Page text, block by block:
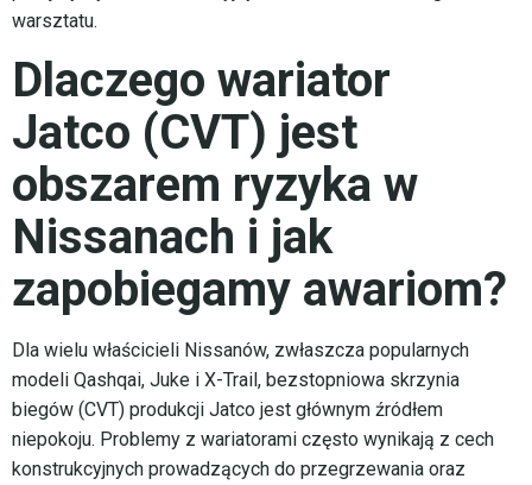
warsztatu.
Dlaczego wariator
Jatco (CVT) jest
obszarem ryzyka w
Nissanach i jak
zapobiegamy awariom?
Dla wielu właścicieli Nissanów, zwłaszcza popularnych
modeli Qashqai, Juke i X-Trail, bezstopniowa skrzynia
biegów (CVT) produkcji Jatco jest głównym źródłem
niepokoju. Problemy z wariatorami często wynikają z cech
konstrukcyjnych prowadzących do przegrzewania oraz